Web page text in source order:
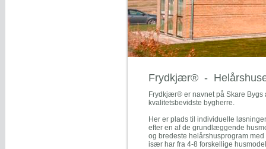
Frydkjær® -
Frydkjær® er navnet på Skare
kvalitetsbevidste bygherre.
Her er plads til individuelle
efter en af de grundlæggende
og bredeste helårshusprogram
især har fra 4-8 forskellige